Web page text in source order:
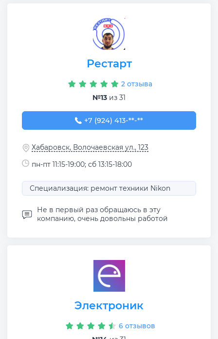
Рестарт
2 отзыва
№13 из 31
+7 (924) 413-17-96
+7 (924) 413-**-**
Хабаровск, Волочаевская ул., 123
пн-пт 11:15-19:00; сб 13:15-18:00
Специализация: ремонт техники Nikon
Не в первый раз обращаюсь в эту
компанию, очень довольны работой
Электроник
6 отзывов